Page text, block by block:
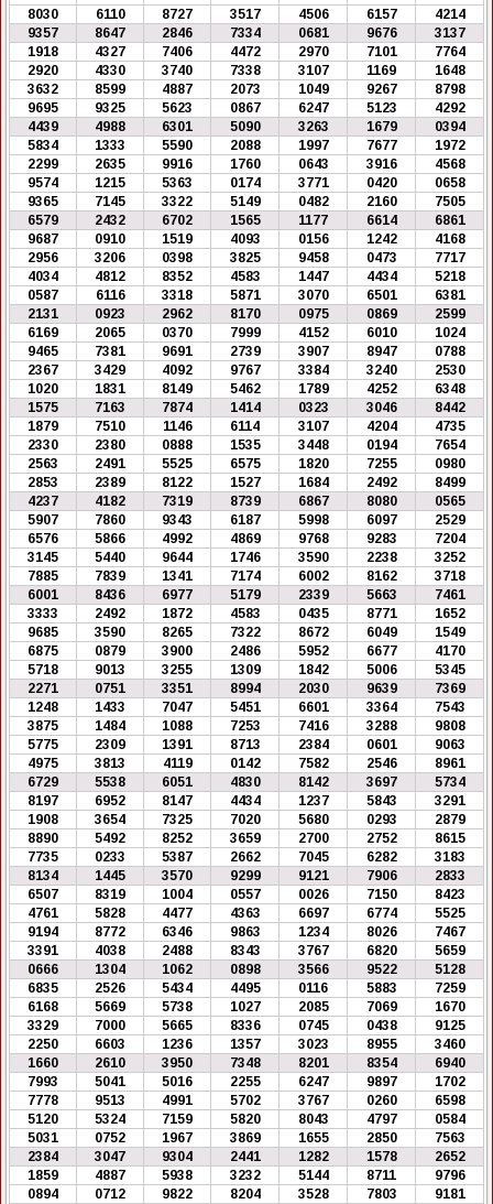
8030
6110 8727 3517 4506 6157
4214
9357
8647 2846 7334 0681 9676
3137
1918
4327 7406 4472 2970 7101
7764
2920
4330 3740 7338 3107 1169
1648
3632
8599 4887 2073 1049 9267
8798
9695
9325 5623 0867 6247 5123
4292
4439
4988 6301 5090 3263 1679
0394
5834
1333 5590 2088 1997 7677
1972
2299
2635 9916 1760 0643 3916
4568
9574
1215 5363 0174 3771 0420
0658
9365
7145 3322 5149 0482 2160
7505
6579
2432 6702 1565 1177 6614
6861
9687
0910 1519 4093 0156 1242
4168
2956
3206 0398 3825 9458 0473
7717
4034
4812 8352 4583 1447 4434
5218
0587
6116 3318 5871 3070 6501
6381
2131
0923 2962 8170 0975 0869
2599
6169
2065 0370 7999 4152 6010
1024
9465
7381 9691 2739 3907 8947
0788
2367
3429 4092 9767 3384 3240
2530
1020
1831 8149 5462 1789 4252
6348
1575
7163 7874 1414 0323 3046
8442
1879
7510 1146 6114 3107 4204
4735
2330
2380 0888 1535 3448 0194
7654
2563
2491 5525 6575 1820 7255
0980
2853
2389 8122 1527 1684 2492
8499
4237
4182 7319 8739 6867 8080
0565
5907
7860 9343 6187 5998 6097
2529
6576
5866 4992 4869 9768 9283
7204
3145
5440 9644 1746 3590 2238
3252
7885
7839 1341 7174 6002 8162
3718
6001
8436 6977 5179 2339 5663
7461
3333
2492 1872 4583 0435 8771
1652
9685
3590 8265 7322 8672 6049
1549
6875
0879 3900 2486 5952 6677
4170
5718
9013 3255 1309 1842 5006
5345
2271
0751 3351 8994 2030 9639
7369
1248
1433 7047 5451 6601 3364
7543
3875
1484 1088 7253 7416 3288
9808
5775
2309 1391 8713 2384 0601
9063
4975
3813 4119 0142 7582 2546
8961
6729
5538 6051 4830 8142 3697
5734
8197
6952 8147 4434 1237 5843
3291
1908
3654 7325 7020 5680 0293
2879
8890
5492 8252 3659 2700 2752
8615
7735
0233 5387 2662 7045 6282
3183
8134
1445 3570 9299 9121 7906
2833
6507
8319 1004 0557 0026 7150
8423
4761
5828 4477 4363 6697 6774
5525
9194
8772 6346 9863 1234 8026
7467
3391
4038 2488 8343 3767 6820
5659
0666
1304 1062 0898 3566 9522
5128
6835
2526 5434 4495 0116 5883
7259
6168
5669 5738 1027 2085 7069
1670
3329
7000 5665 8336 0745 0438
9125
2250
6603 1236 1357 3023 8955
3460
1660
2610 3950 7348 8201 8354
6940
7993
5041 5016 2255 6247 9897
1702
7778
9513 4991 5702 3767 0260
6598
5120
5324 7159 5820 8043 4797
0584
5031
0752 1967 3869 1655 2850
7563
2384
3047 9304 2441 1282 1578
2652
1859
4887 5938 3232 5144 8711
9796
0894
0712 9822 8204 3528 7803
9181